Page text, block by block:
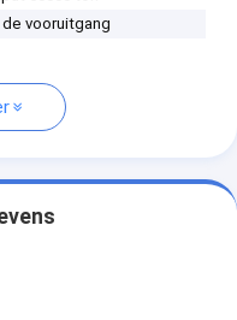
de vooruitgang